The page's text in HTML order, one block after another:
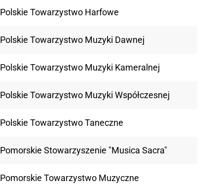
Polskie Towarzystwo Harfowe
Polskie Towarzystwo Muzyki Dawnej
Polskie Towarzystwo Muzyki Kameralnej
Polskie Towarzystwo Muzyki Współczesnej
Polskie Towarzystwo Taneczne
Pomorskie Stowarzyszenie "Musica Sacra"
Pomorskie Towarzystwo Muzyczne